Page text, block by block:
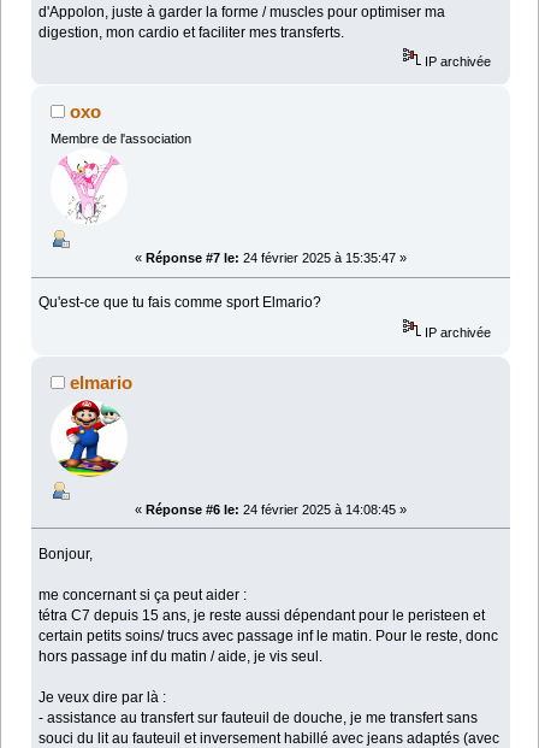
d'Appolon, juste à garder la forme / muscles pour optimiser ma
digestion, mon cardio et faciliter mes transferts.
IP archivée
oxo
Membre de l'association
« Réponse #7 le: 24 février 2025 à 15:35:47 »
Qu'est-ce que tu fais comme sport Elmario?
IP archivée
elmario
« Réponse #6 le: 24 février 2025 à 14:08:45 »
Bonjour,
me concernant si ça peut aider :
tétra C7 depuis 15 ans, je reste aussi dépendant pour le peristeen et
certain petits soins/ trucs avec passage inf le matin. Pour le reste, donc
hors passage inf du matin / aide, je vis seul.
Je veux dire par là :
- assistance au transfert sur fauteuil de douche, je me transfert sans
souci du lit au fauteuil et inversement habillé avec jeans adaptés (avec